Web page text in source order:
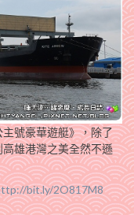
號豪華遊艇》，除了
雄港灣之美全然不遜
bit.ly/2O817M8